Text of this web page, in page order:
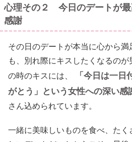
心理その２ 今日のデートが最
感謝
その日のデートが本当に心から
も、別れ際にキスしたくなるのが
の時のキスには、
「今日は一日
がとう」という女性への深い感
さん込められています。
一緒に美味しいものを食べ、た